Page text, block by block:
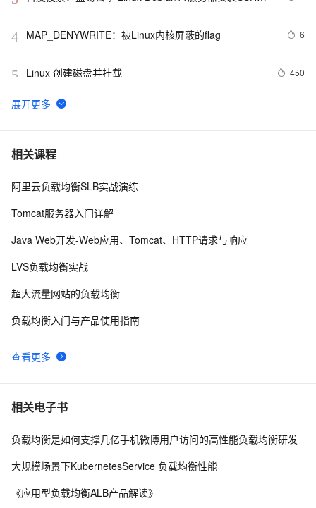
4 MAP_DENYWRITE：被Linux内核屏蔽的flag 6
5 Linux 创建磁盘并挂载 450
6 linux DHCP
7 FFmpeg开发笔记（五十九）Linux编译ijkplayer的
8 linux中的tar打包、压缩多个文件、磁盘查看和分区类、
找及“|”管道符、gzip/gunzip 压缩、zip/unzip 压缩
10linux下的find文件查找命令与grep文件内容查找命令
相关课程
查看更多
阿里云负载均衡SLB实战演练
Tomcat服务器入门详解
Java Web开发-Web应用、Tomcat、HTTP请求与响应
LVS负载均衡实战
超大流量网站的负载均衡
负载均衡入门与产品使用指南
相关电子书
负载均衡是如何支撑几亿手机微博用户访问的高性能负载均衡研发
大规模场景下KubernetesService 负载均衡性能
《应用型负载均衡ALB产品解读》